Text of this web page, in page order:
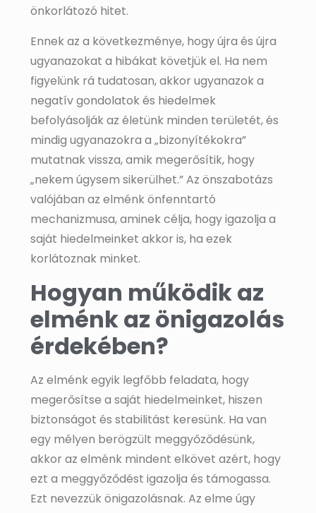
önkorlátozó hitet.
Ennek az a következménye, hogy újra és újra
ugyanazokat a hibákat követjük el. Ha nem
figyelünk rá tudatosan, akkor ugyanazok a
negatív gondolatok és hiedelmek
befolyásolják az életünk minden területét, és
mindig ugyanazokra a „bizonyítékokra”
mutatnak vissza, amik megerősítik, hogy
„nekem úgysem sikerülhet.” Az önszabotázs
valójában az elménk önfenntartó
mechanizmusa, aminek célja, hogy igazolja a
saját hiedelmeinket akkor is, ha ezek
korlátoznak minket.
Hogyan működik az
elménk az önigazolás
érdekében?
Az elménk egyik legfőbb feladata, hogy
megerősítse a saját hiedelmeinket, hiszen
biztonságot és stabilitást keresünk. Ha van
egy mélyen berögzült meggyőződésünk,
akkor az elménk mindent elkövet azért, hogy
ezt a meggyőződést igazolja és támogassa.
Ezt nevezzük önigazolásnak. Az elme úgy